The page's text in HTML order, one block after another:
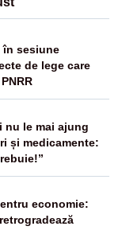
în sesiune
de lege care
nu le mai ajung
și medicamente:
economie: